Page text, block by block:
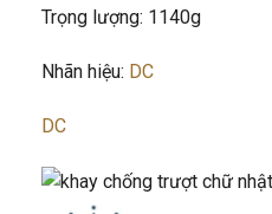
Trọng lượng: 1140g
Nhãn hiệu: DC
DC